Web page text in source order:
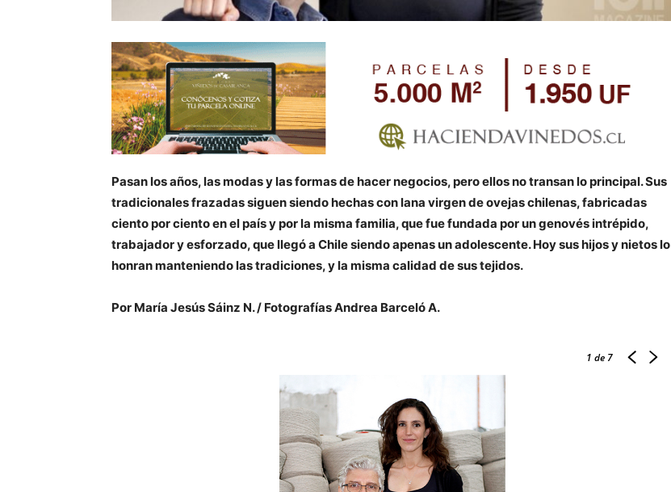
Pasan los años, las modas y las formas de hacer negocios, pero ellos no transan lo principal. Sus
tradicionales frazadas siguen siendo hechas con lana virgen de ovejas chilenas, fabricadas
ciento por ciento en el país y por la misma familia, que fue fundada por un genovés intrépido,
trabajador y esforzado, que llegó a Chile siendo apenas un adolescente. Hoy sus hijos y nietos lo
honran manteniendo las tradiciones, y la misma calidad de sus tejidos.
Por María Jesús Sáinz N. / Fotografías Andrea Barceló A.
1 de 7